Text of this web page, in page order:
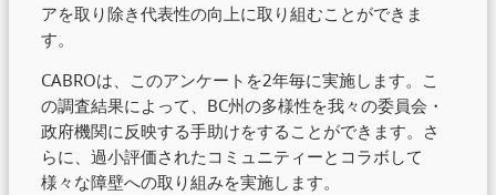
アを取り除き代表性の向上に取り組むことができま
す。
CABROは、このアンケートを2年毎に実施します。こ
の調査結果によって、BC州の多様性を我々の委員会・
政府機関に反映する手助けをすることができます。さ
らに、過小評価されたコミュニティーとコラボして
様々な障壁への取り組みを実施します。